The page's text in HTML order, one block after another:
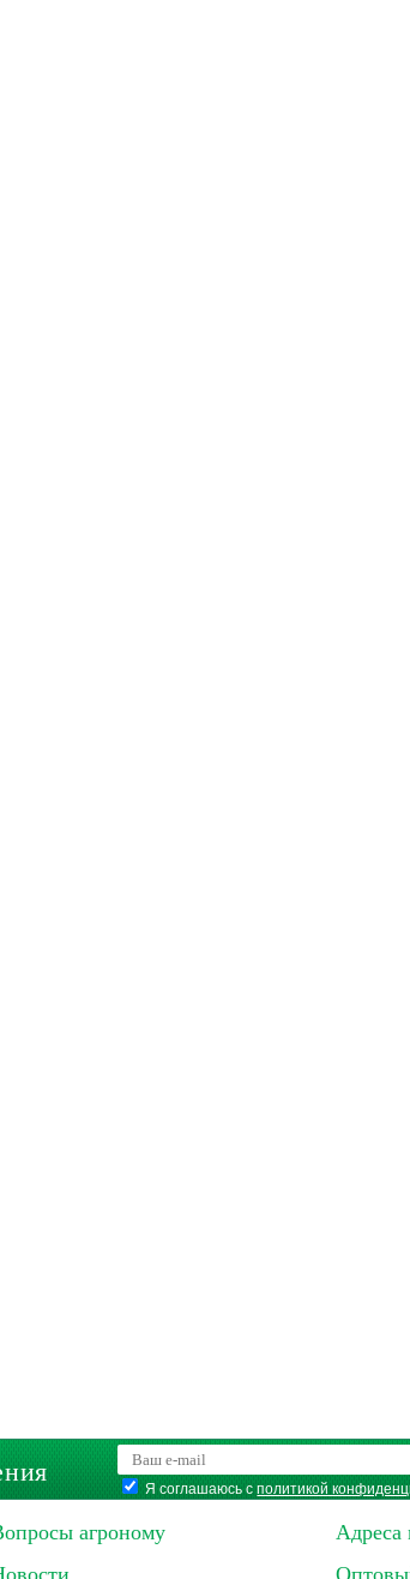
Я соглашаюсь сполитикой
агроному
Адреса